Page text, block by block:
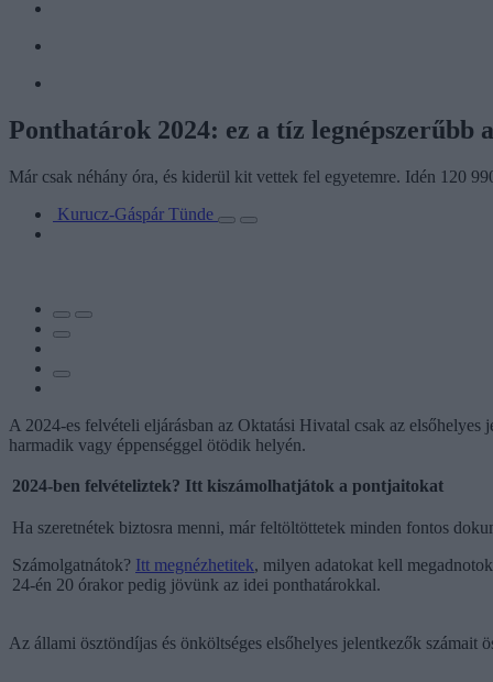
Ponthatárok 2024: ez a tíz legnépszerűbb
Már csak néhány óra, és kiderül kit vettek fel egyetemre. Idén 120
Kurucz-Gáspár Tünde
A 2024-es felvételi eljárásban az Oktatási Hivatal csak az
harmadik vagy éppenséggel ötödik helyén.
2024-ben felvételiztek? Itt kiszámolhatjátok a pontjaitokat
Ha szeretnétek biztosra menni, már feltöltöttetek minden fontos
Számolgatnátok? Itt megnézhetitek, milyen adatokat kell
24-én 20 órakor pedig jövünk az idei ponthatárokkal.
Az állami ösztöndíjas és önköltséges elsőhelyes jelentkezők számait